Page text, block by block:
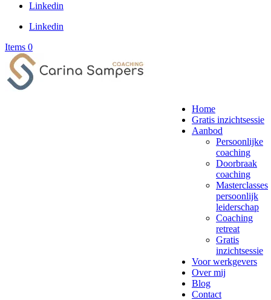
Linkedin
Linkedin
Items 0
Home
Gratis inzichtsessie
Aanbod
Persoonlijke
coaching
Doorbraak
coaching
Masterclasses
persoonlijk
leiderschap
Coaching
retreat
Gratis
inzichtsessie
Voor werkgevers
Over mij
Blog
Contact